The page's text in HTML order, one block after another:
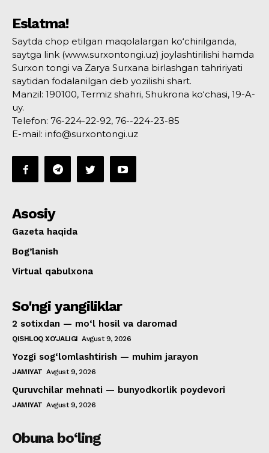
Eslatma!
Saytda chop etilgan maqolalargan ko‘chirilganda,
saytga link (www.surxontongi.uz) joylashtirilishi hamda
Surxon tongi va Zarya Surxana birlashgan tahririyati
saytidan fodalanilgan deb yozilishi shart.
Manzil: 190100, Termiz shahri, Shukrona ko‘chasi, 19-A-
uy.
Telefon: 76-224-22-92, 76--224-23-85
E-mail: info@surxontongi.uz
Asosiy
Gazeta haqida
Bog’lanish
Virtual qabulxona
So'ngi yangiliklar
2 sotixdan — mo‘l hosil va daromad
QISHLOQ XO'JALIGI Avgust 9, 2026
Yozgi sog‘lomlashtirish — muhim jarayon
JAMIYAT Avgust 9, 2026
Quruvchilar mehnati — bunyodkorlik poydevori
JAMIYAT Avgust 9, 2026
Obuna bo‘ling